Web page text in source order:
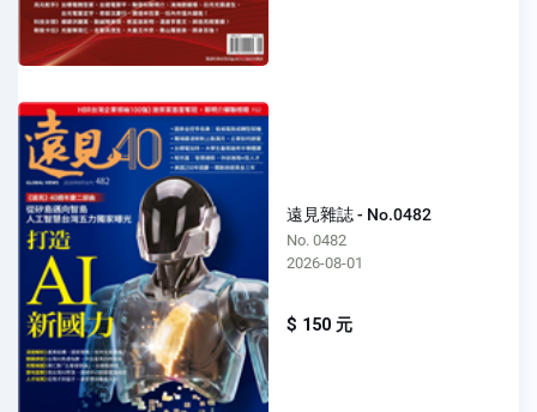
遠見雜誌 - No.0482
No. 0482
2026-08-01
$ 150 元